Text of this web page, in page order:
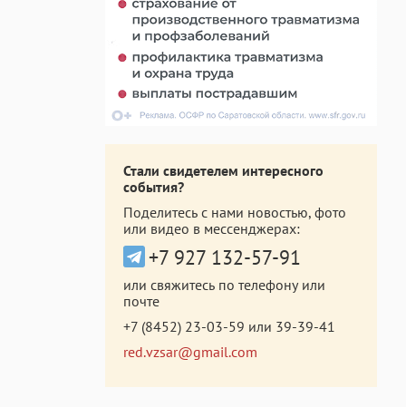
Стали свидетелем интересного
события?
Поделитесь с нами новостью, фото
или видео в мессенджерах:
+7 927 132-57-91
или свяжитесь по телефону или
почте
+7 (8452) 23-03-59 или 39-39-41
red.vzsar@gmail.com